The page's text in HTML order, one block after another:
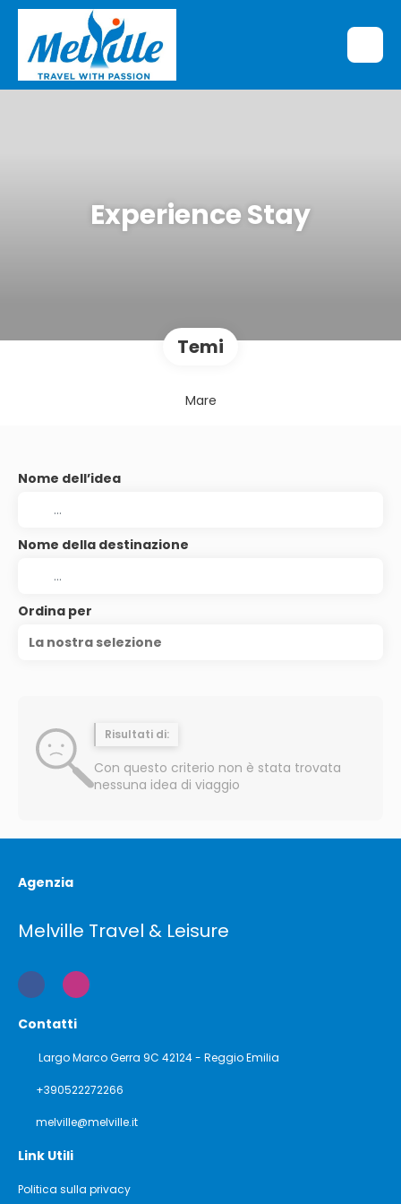
Experience Stay
Temi
Mare
Nome dell’idea
Nome della destinazione
Ordina per
La nostra selezione
Risultati di:
Con questo criterio non è stata trovata
nessuna idea di viaggio
Agenzia
Melville Travel & Leisure
Contatti
Largo Marco Gerra 9C 42124 - Reggio Emilia
+390522272266
melville@melville.it
Link Utili
Politica sulla privacy